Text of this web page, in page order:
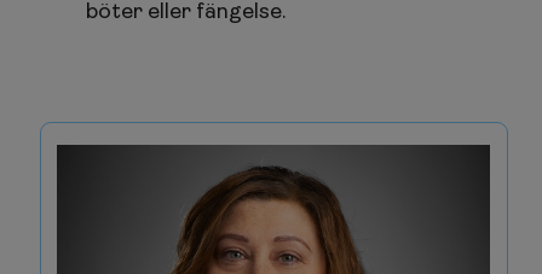
böter eller fängelse.